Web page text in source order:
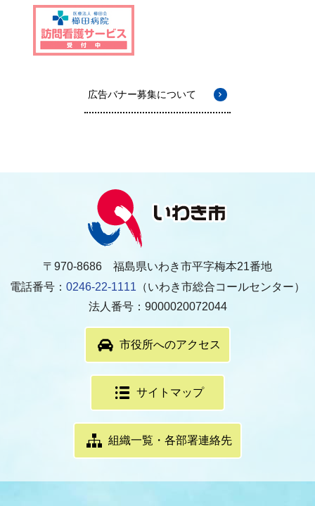
広告バナー募集について
〒970-8686 福島県いわき市平字梅本21番地
電話番号： 0246-22-1111 （いわき市総合コールセンター）
法人番号：9000020072044
市役所へのアクセス
サイトマップ
組織一覧・各部署連絡先